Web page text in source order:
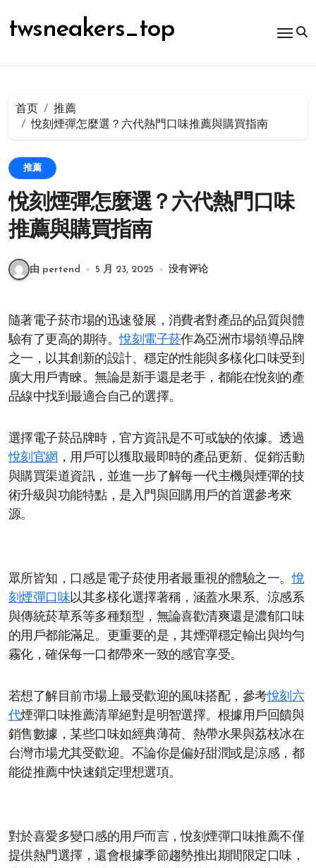
容
twsneakers_top
首页
推薦
悅刻煙彈怎麼選？六代熱門口味推薦與購買指南
推薦
悅刻煙彈怎麼選？六代熱門口味
推薦與購買指南
由 pertend 5 月 23, 2025 没有评论
隨著電子菸市場的迅速發展，消費者對產品的品質與體
驗有了更高的期待。悅刻電子菸作為亞洲市場領導品牌
之一，以其創新的設計、穩定的性能與多樣化口味受到
廣大用戶青睞。無論是新手還是老手，都能在悅刻的產
品線中找到最適合自己的選擇。
選擇電子菸品牌時，官方資訊是不可或缺的依據。透過
悅刻官網 ，用戶可以獲取最即時的產品更新、促銷活動
與購買渠道資訊，並進一步了解每一代主機與煙彈的技
術升級與功能特點，是入門與回購用戶的首選參考來
源。
眾所皆知，口感是電子菸使用者最重視的體驗之一。悅
刻煙彈口味以其多樣化選擇著稱，涵蓋水果系、涼感系
與傳統菸草系等多種類型，無論喜歡清爽還是濃郁口味
的用戶都能滿足。更重要的是，其煙彈穩定輸出與均勻
霧化，確保每一口都帶來一致的感官享受。
若想了解目前市場上最受歡迎的風味搭配，參考悅刻六
代煙彈口味推薦清單絕對是明智選擇。根據用戶回饋與
銷售數據，某些口味如經典薄荷、熱帶水果與荔枝冰在
台灣市場尤其受歡迎。不論你是偏好甜潤或是涼感，都
能從推薦中快速鎖定理想選項。
對於喜愛多變口感的用戶而言，悅刻煙彈口味推薦不僅
提供熱門選擇，還會根據季節趨勢推出期間限定口味，